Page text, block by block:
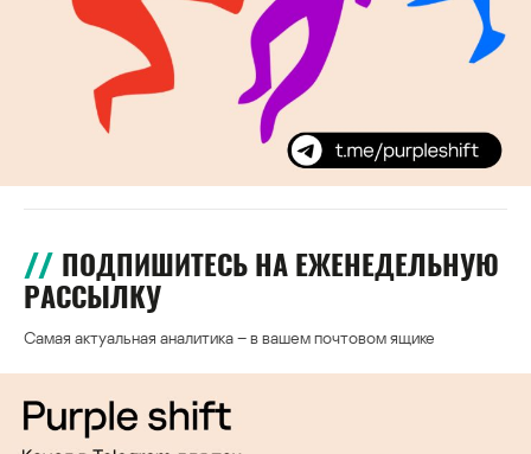
ПОДПИШИТЕСЬ НА ЕЖЕНЕДЕЛЬНУЮ
РАССЫЛКУ
Самая актуальная аналитика – в вашем почтовом ящике